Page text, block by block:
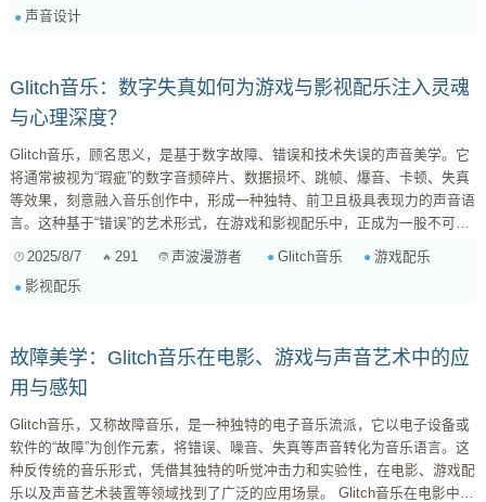
增强的低频噪音”，这正是制造不安和压力的经典手法。 原理： 人耳对低频
声音设计
Glitch音乐：数字失真如何为游戏与影视配乐注入灵魂
与心理深度？
Glitch音乐，顾名思义，是基于数字故障、错误和技术失误的声音美学。它
将通常被视为“瑕疵”的数字音频碎片、数据损坏、跳帧、爆音、卡顿、失真
等效果，刻意融入音乐创作中，形成一种独特、前卫且极具表现力的声音语
言。这种基于“错误”的艺术形式，在游戏和影视配乐中，正成为一股不可忽
指角色内心最深处的挣扎。 Glitch音效在游戏配乐中的诡秘应用：营造异质
空间与心理压迫 游戏作为一种高度互动的媒介，其配乐不仅仅是背景音，
2025/8/7 291 声波漫游者 Glitch音乐
游戏配乐
影视配乐
故障美学：Glitch音乐在电影、游戏与声音艺术中的应
用与感知
Glitch音乐，又称故障音乐，是一种独特的电子音乐流派，它以电子设备或
软件的“故障”为创作元素，将错误、噪音、失真等声音转化为音乐语言。这
种反传统的音乐形式，凭借其独特的听觉冲击力和实验性，在电影、游戏配
乐以及声音艺术装置等领域找到了广泛的应用场景。 Glitch音乐在电影中的